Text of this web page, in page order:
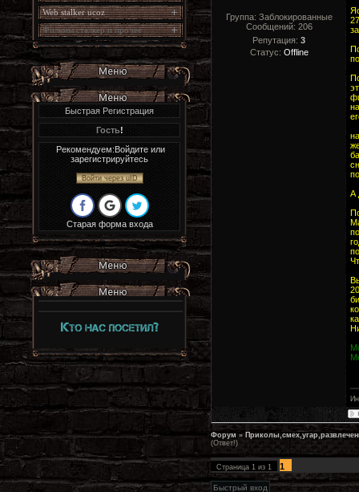
Web stalker ucoz
Фильмы сталкер и прочее
Быстрая Регистрация
Гость!
Рекомендуем:Войдите или
зарегистрируйтесь
Войти через uID
Старая форма входа
Группа: Заблокированные
Сообщений: 206
Репутация: 3
Статус: Offline
А
Форум »
(Ответ!)
Страница 1 из 1 1